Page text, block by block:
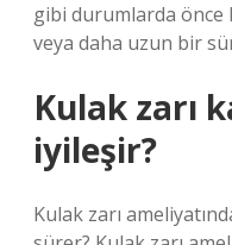
gibi durumlarda önce
veya daha uzun bir
Kulak zarı
iyileşir?
Kulak zarı